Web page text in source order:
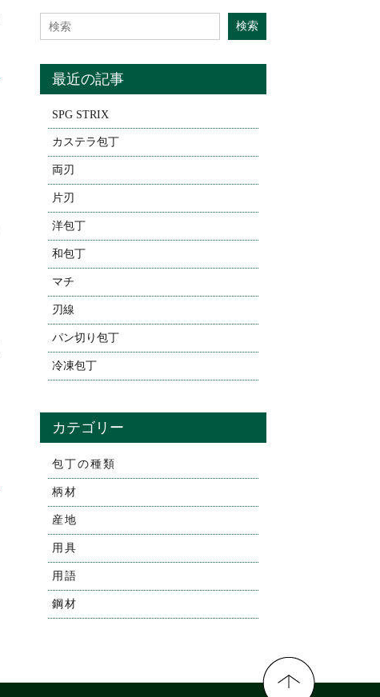
Search for:
検索
最近の記事
SPG STRIX
カステラ包丁
両刃
片刃
洋包丁
和包丁
マチ
刃線
パン切り包丁
冷凍包丁
カテゴリー
包丁の種類
柄材
産地
用具
用語
鋼材